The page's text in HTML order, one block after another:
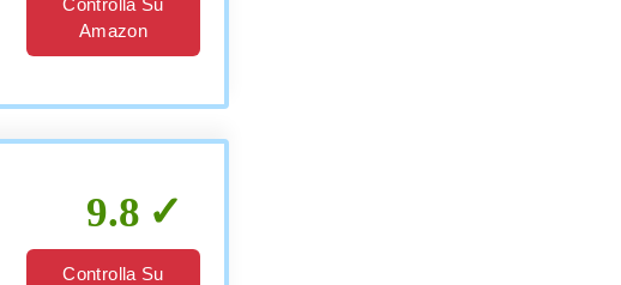
Amazon
9.8
Controlla Su